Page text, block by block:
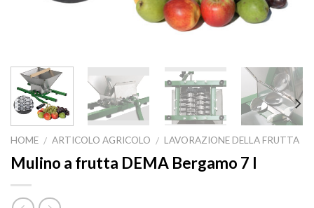
HOME / ARTICOLO AGRICOLO / LAVORAZIONE DELLA FRUTTA
Mulino a frutta DEMA Bergamo 7 l